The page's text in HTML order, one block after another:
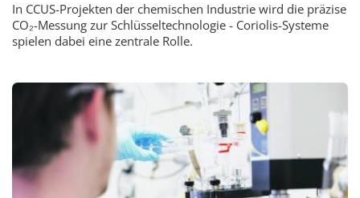
In CCUS-Projekten der chemischen Industrie wird die präzise
CO₂-Messung zur Schlüsseltechnologie - Coriolis-Systeme
spielen dabei eine zentrale Rolle.